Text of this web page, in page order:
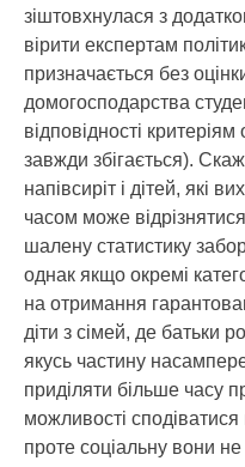
зіштовхнулася з
вірити експертам
призначається без
домогосподарства
відповідності
завжди збігається).
напівсиріт і дітей, які
часом може
шалену статистику
однак якщо окремі
на отримання
діти з сімей, де батьки
якусь частину
приділяти більше часу
можливості
проте соціальну вони